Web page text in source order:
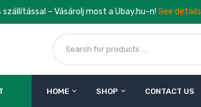
– Vásárolj most a Ubay.hu-n! See details
HOME SHOP CONTACT US